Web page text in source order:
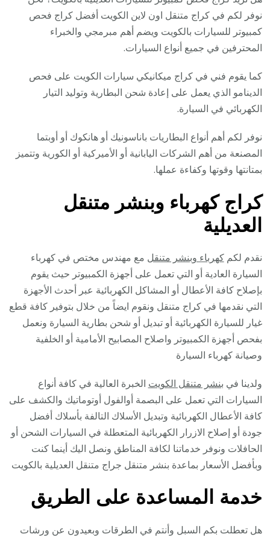
نوفر لكم في كراج متنقل اون لاين الكويت أفضل كراج فحص
كمبيوتر للسيارات بالكويت ويضم أهم مبرمجي والخبراء
المحترفين في جميع أنواع السيارات.
كما يقوم فني في كراج ميكانيكي سيارات الكويت على فحص
الدينامو الذي يعمل على إعادة شحن البطارية وتوليد التيار
الكهربائي في السيارة.
نوفر لكم أهم أنواع البطاريات باناسونيك أو هانكوك أو أوبتما
المصنعة من أهم الشركات اليابانية أو الأميركية أو الكورية وتتميز
بمتانتها وقوتها وكفاءة عملها.
كراج كهرباء وبنشر متنقل
العديلية
نقدم لكمكهرباء وبنشر متنقل مع مهندس مختص في كهرباء
السيارة العادية أو التي تعمل على أجهزة الكمبيوتر حيث يقوم
بإصلاح كافة الأعطال أو المشاكل الكهربائية عبر أحدث الأجهزة
التي نقدمها في كراج متنقل ونقوم ايضاً من خلال بتوفير كافة قطع
غيار للسيارة الكهربائية أو تبديل أو شحن بطارية السيارة ونعمل
بفحص أجهزة الكمبيوتر واصلاح المصابيح الأمامية أو الخلفية
وصيانة كهرباء السيارة
ولدينا في بنشر متنقل الكويت الخبرة العالية في كافة أنواع
السيارات التي تعمل على البصمة أوالفول أوتوماتيك والكشف على
كافة الأعطال الكهربائية وتبديل الأسلاك التالفة بأسلاك أفضل
جودة أو إصلاح الازرار الكهربائية المتعطلة في السيارات الشحن أو
الحافلات ونوفر خدماتنا لكافة المناطق ونصل اليك أينما كنت
وبأفضل الأسعار بماعدة بنشر متنقل جراج متنقل العديلية بالكويت
خدمة المساعدة على الطريق
هل تعطلت بكم السبل وأنتم في الطرقات وبعيدون عن ورشات